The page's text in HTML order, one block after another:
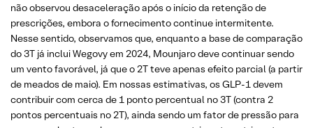
não observou desaceleração após o início da retenção de
prescrições, embora o fornecimento continue intermitente.
Nesse sentido, observamos que, enquanto a base de comparação
do 3T já inclui Wegovy em 2024, Mounjaro deve continuar sendo
um vento favorável, já que o 2T teve apenas efeito parcial (a partir
de meados de maio). Em nossas estimativas, os GLP-1 devem
contribuir com cerca de 1 ponto percentual no 3T (contra 2
pontos percentuais no 2T), ainda sendo um fator de pressão para